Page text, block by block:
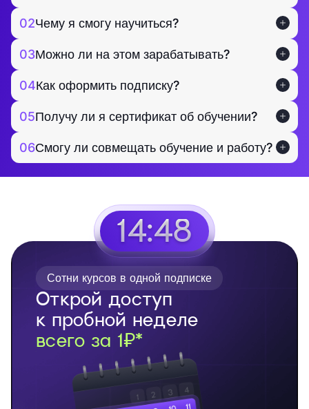
02Чему я смогу научиться?
03Можно ли на этом зарабатывать?
04Как оформить подписку?
05Получу ли я сертификат об обучении?
06Смогу ли совмещать обучение и работу?
14:47
Открой доступ
к пробной неделе
всего за 1₽*
Сотни курсов в одной подписке